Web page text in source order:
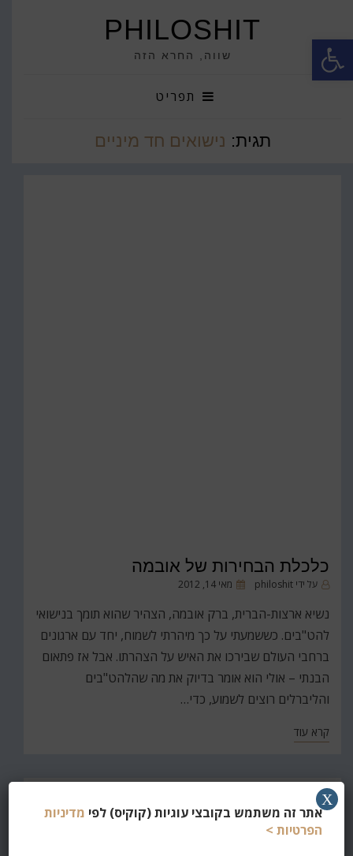
פתח סרגל נגישות PHILOSHIT
שווה, החרא הזה
תפריט
תגית: נישואים חד מיניים
כלכלת הבחירות של אובמה
על ידי philoshit
פורסם
מאי 14, 2012
נשיא ארצות-הברית, ברק אובמה, הצהיר שהוא תומך בנישואי
להט"בים. כששמעתי על כך מיהרתי לשמוח, יחד עם ארגונים
ברחבי העולם שבירכו את האיש על הצהרתו. אבל אז פתאום
הבנתי – אולי הוא אומר בדיוק את מה שהלהט"בים
והליברלים רוצים לשמוע, כדי…
קרא עוד
חפש
את
אתר זה משתמש בקובצי עוגיות (קוקיס) לפי מדיניות
הפרטיות >
X